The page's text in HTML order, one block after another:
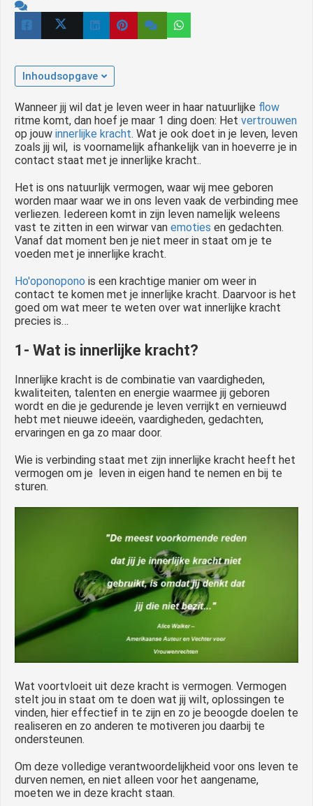
Inhoudsopgave
Wanneer jij wil dat je leven weer in haar natuurlijke flow
ritme komt, dan hoef je maar 1 ding doen: Het vertrouwen
op jouw innerlijke kracht. Wat je ook doet in je leven, leven
zoals jij wil, is voornamelijk afhankelijk van in hoeverre je in
contact staat met je innerlijke kracht..
Het is ons natuurlijk vermogen, waar wij mee geboren
worden maar waar we in ons leven vaak de verbinding mee
verliezen. Iedereen komt in zijn leven namelijk weleens
vast te zitten in een wirwar van emoties en gedachten.
Vanaf dat moment ben je niet meer in staat om je te
voeden met je innerlijke kracht.
Ho'oponopono is een krachtige manier om weer in
contact te komen met je innerlijke kracht. Daarvoor is het
goed om wat meer te weten over wat innerlijke kracht
precies is…
1- Wat is innerlijke kracht?
Innerlijke kracht is de combinatie van vaardigheden,
kwaliteiten, talenten en energie waarmee jij geboren
wordt en die je gedurende je leven verrijkt en vernieuwd
hebt met nieuwe ideeën, vaardigheden, gedachten,
ervaringen en ga zo maar door.
Wie is verbinding staat met zijn innerlijke kracht heeft het
vermogen om je leven in eigen hand te nemen en bij te
sturen.
Wat voortvloeit uit deze kracht is vermogen. Vermogen
stelt jou in staat om te doen wat jij wilt, oplossingen te
vinden, hier effectief in te zijn en zo je beoogde doelen te
realiseren en zo anderen te motiveren jou daarbij te
ondersteunen.
Om deze volledige verantwoordelijkheid voor ons leven te
durven nemen, en niet alleen voor het aangename,
moeten we in deze kracht staan.